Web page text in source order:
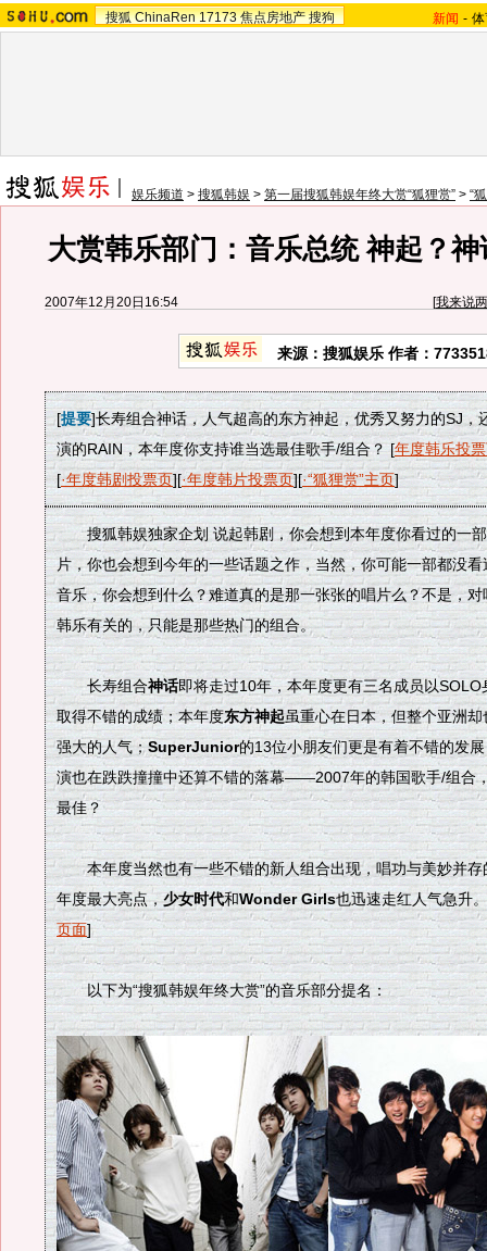
搜狐 ChinaRen 17173 焦点房地产 搜狗 新闻 -
娱乐频道 > 搜狐韩娱 > 第一届搜狐韩娱年终大赏“狐狸赏” > “
大赏韩乐部门：音乐总统 神起？
2007年12月20日16:54 [我来说
来源：搜狐娱乐 作者：
[提要]长寿组合神话，人气超高的东方神起，优秀又努力的SJ，
演的RAIN，本年度你支持谁当选最佳歌手/组合？ [年度韩乐投
[·年度韩剧投票页][·年度韩片投票页][·“狐狸赏”主页]
搜狐韩娱独家企划 说起韩剧，你会想到本年度你看过的一部
片，你也会想到今年的一些话题之作，当然，你可能一部都没
音乐，你会想到什么？难道真的是那一张张的唱片么？不是，
韩乐有关的，只能是那些热门的组合。
长寿组合神话即将走过10年，本年度更有三名成员以SOLO
取得不错的成绩；本年度东方神起虽重心在日本，但整个亚洲
强大的人气；SuperJunior的13位小朋友们更是有着不错的发
演也在跌跌撞撞中还算不错的落幕——2007年的韩国歌手/组合
最佳？
本年度当然也有一些不错的新人组合出现，唱功与美妙并存
年度最大亮点，少女时代和Wonder Girls也迅速走红人气急升
页面]
以下为“搜狐韩娱年终大赏”的音乐部分提名：